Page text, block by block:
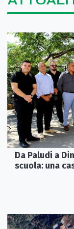
Da Paludi a
scuola: una